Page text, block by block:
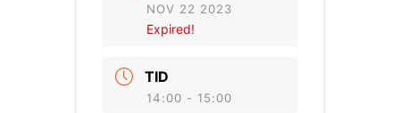
NOV 22 2023
Expired!
TID
14:00 - 15:00